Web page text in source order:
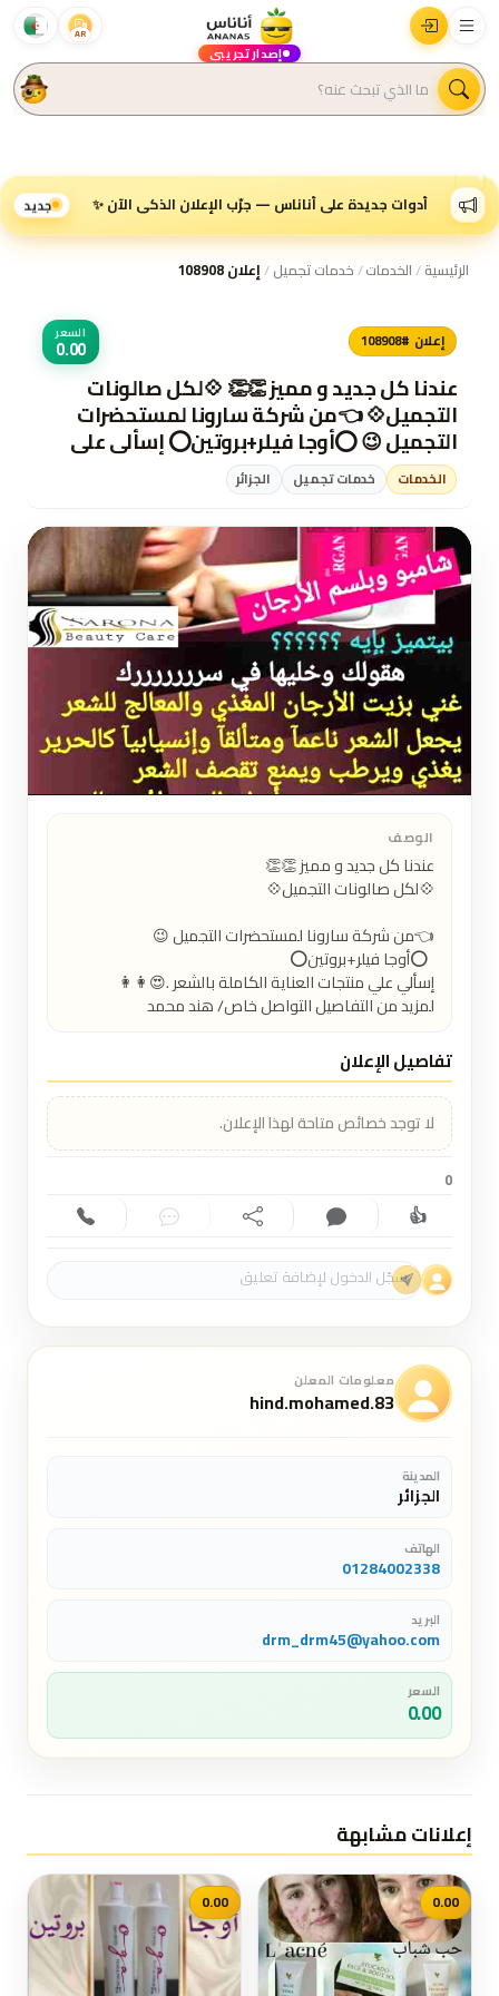
AR
إصدار تجريبي
أدوات جديدة على أناناس — جرّب الإعلان الذكي الآن ✨ جديد
الرئيسية/الخدمات/خدمات تجميل/إعلان 108908
إعلان #108908 السعر
0.00
عندنا كل جديد و مميز 👏👏 💠لكل صالونات
التجميل💠 👈من شركة سارونا لمستحضرات
التجميل 😉 ⭕أوجا فيلر+بروتين⭕ إسألي علي
منتجات العناية الكاملة بالشعر .😍👩👩 لمزيد
من التفاصيل التواصل خاص/ هند محمد
الخدمات خدمات تجميل الجزائر
الوصف
لمزيد من التفاصيل التواصل خاص/ هند محمد
تفاصيل الإعلان
لا توجد خصائص متاحة لهذا الإعلان.
0
👍إعجاب (0) تعليق (0) مشاركة دردشة اتصال
معلومات المعلن
hind.mohamed.83
المدينة
الجزائر
الهاتف
01284002338
البريد
drm_drm45@yahoo.com
السعر
0.00
إعلانات مشابهة
0.00
0.00